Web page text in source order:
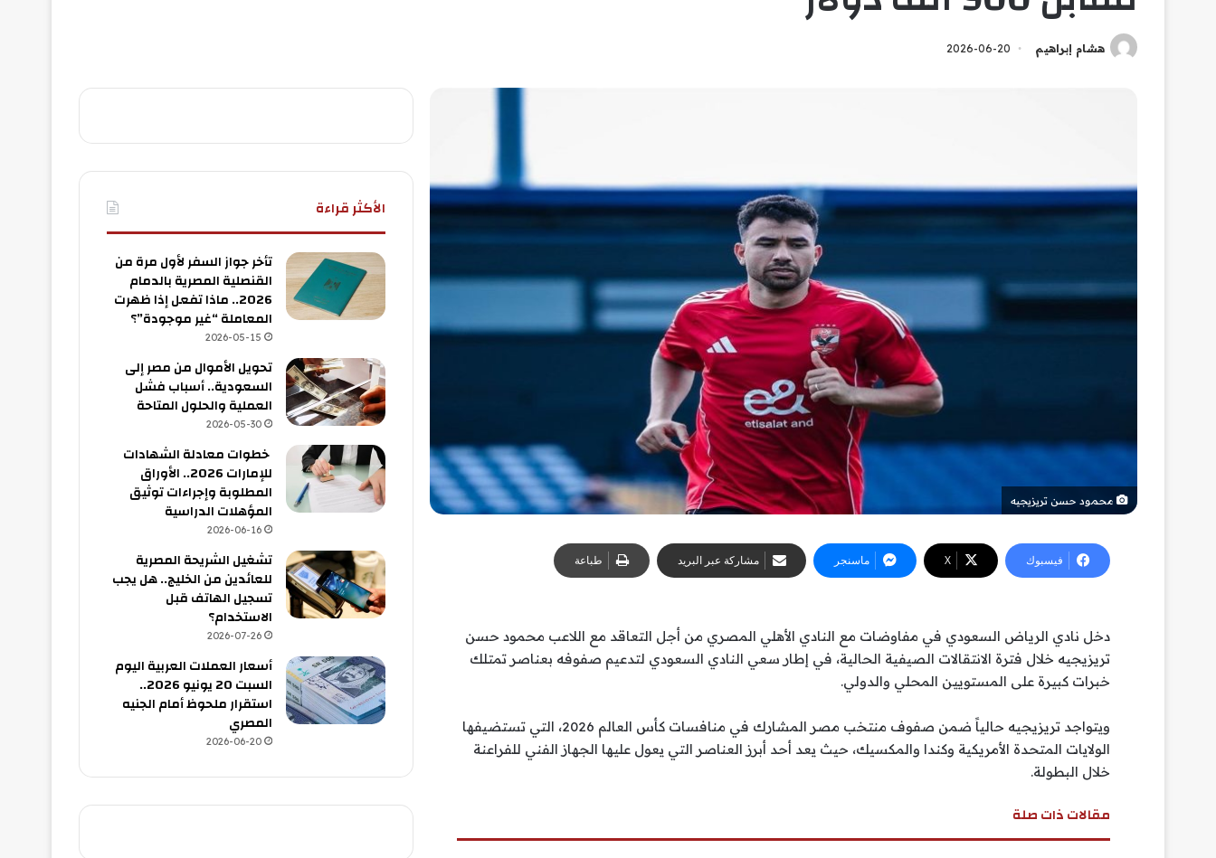
هشام إبراهيم 2026-06-20
محمود حسن تريزيجيه
فيسبوك ‫X ماسنجر مشاركة عبر البريد طباعة
دخل نادي الرياض السعودي في مفاوضات مع النادي الأهلي المصري من أجل التعاقد مع اللاعب محمود حسن
تريزيجيه خلال فترة الانتقالات الصيفية الحالية، في إطار سعي النادي السعودي لتدعيم صفوفه بعناصر تمتلك
خبرات كبيرة على المستويين المحلي والدولي.
ويتواجد تريزيجيه حالياً ضمن صفوف منتخب مصر المشارك في منافسات كأس العالم 2026، التي تستضيفها
الولايات المتحدة الأمريكية وكندا والمكسيك، حيث يعد أحد أبرز العناصر التي يعول عليها الجهاز الفني للفراعنة
خلال البطولة.
مقالات ذات صلة
الأكثر قراءة
تأخر جواز السفر لأول مرة من
القنصلية المصرية بالدمام
2026.. ماذا تفعل إذا ظهرت
المعاملة “غير موجودة”؟
2026-05-15
تحويل الأموال من مصر إلى
السعودية.. أسباب فشل
العملية والحلول المتاحة
2026-05-30
خطوات معادلة الشهادات
للإمارات 2026.. الأوراق
المطلوبة وإجراءات توثيق
المؤهلات الدراسية
2026-06-16
تشغيل الشريحة المصرية
للعائدين من الخليج.. هل يجب
تسجيل الهاتف قبل
الاستخدام؟
2026-07-26
أسعار العملات العربية اليوم
السبت 20 يونيو 2026..
استقرار ملحوظ أمام الجنيه
المصري
2026-06-20